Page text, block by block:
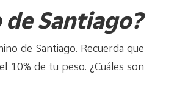
Santiago?
de Santiago. Recuerda que
10% de tu peso. ¿Cuáles son